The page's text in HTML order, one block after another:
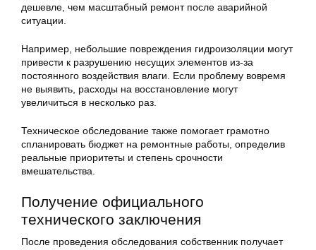
дешевле, чем масштабный ремонт после аварийной
ситуации.
Например, небольшие повреждения гидроизоляции могут
привести к разрушению несущих элементов из-за
постоянного воздействия влаги. Если проблему вовремя
не выявить, расходы на восстановление могут
увеличиться в несколько раз.
Техническое обследование также помогает грамотно
спланировать бюджет на ремонтные работы, определив
реальные приоритеты и степень срочности
вмешательства.
Получение официального
технического заключения
После проведения обследования собственник получает